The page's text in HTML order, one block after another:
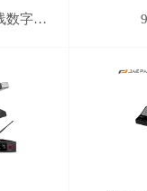
JPS-8531C+U21无线数字讨论/视像跟踪会议主席单元